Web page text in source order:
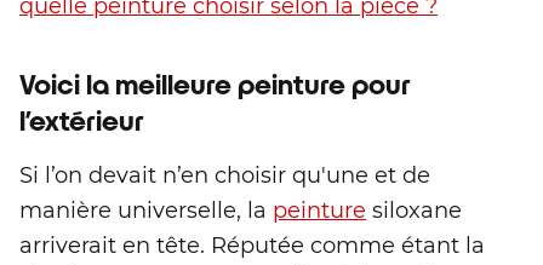
quelle peinture choisir selon la pièce ?
Voici la meilleure peinture pour
l’extérieur
Si l’on devait n’en choisir qu'une et de
manière universelle, la peinture siloxane
arriverait en tête. Réputée comme étant la